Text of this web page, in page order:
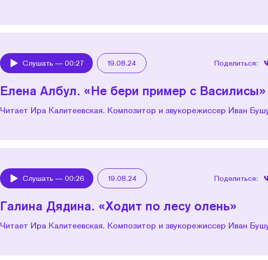
Play
Слушать — 00:27 19.08.24 Поделиться:
Елена Албул. «Не бери пример с Василисы»
Читает Ира Калитеевская. Композитор и звукорежиссер Иван
Play
Слушать — 00:26 19.08.24 Поделиться:
Галина Дядина. «Ходит по лесу олень»
Читает Ира Калитеевская. Композитор и звукорежиссер Иван